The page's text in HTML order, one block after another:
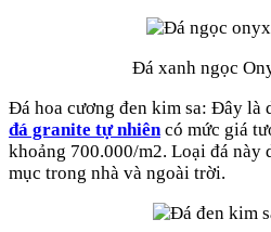
Đá xanh ngọc
Đá hoa cương đen kim sa: Đây là
đá granite tự nhiêncó mức giá
khoảng 700.000/m2. Loại đá này
mục trong nhà và ngoài trời.